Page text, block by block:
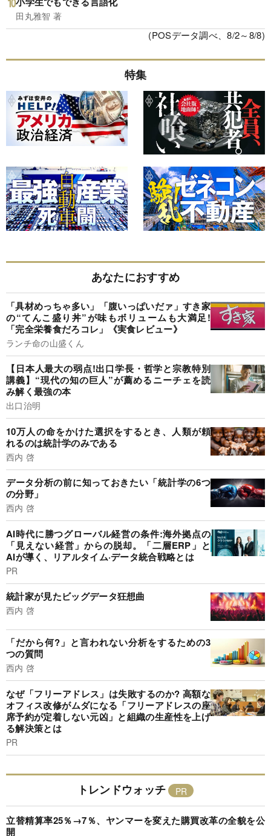
田丸雅智 著
(POSデータ調べ、8/2～8/8)
特集
あなたにおすすめ
「具材めっちゃ多い」「腹いっぱいだァ」すき家
の“てんこ盛り丼”が味もボリュームも大満足!
「完全栄養食だろコレ」《実食レビュー》
ランチ命の山盛くん
【日本人最大の弱点!出口学長・哲学と宗教特別
講義】“現代の知の巨人”が薦めるニーチェを読
み解く最強の本
出口治明
10万人の命をかけた選択をするとき、人類が頼
れるのは統計学のみである
西内 啓
データ分析の前に知っておきたい「統計学の6つ
の分野」
西内 啓
AI時代に勝つグローバル経営の条件:海外拠点の
「見えない経営」からの脱却。「二層ERP」と
AIが導く、リアルタイム·データ統合戦略とは
PR
統計家が見たビッグデータ狂想曲
西内 啓
「だから何?」と言われない分析をするための3
つの質問
西内 啓
なぜ「フリーアドレス」は失敗するのか? 高額な
オフィス改修がムダになる「フリーアドレスの座
席予約が定着しない元凶」と組織の生産性を上げ
る解決策とは
PR
トレンドウォッチ
立替精算率25％→7％、ヤンマーを変えた購買改革の全貌を公
開